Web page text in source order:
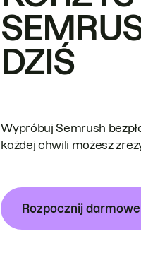
DZIŚ
Wypróbuj Semrush
każdej chwili możesz
Rozpocznij